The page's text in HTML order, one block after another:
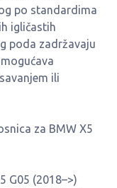
po standardima
igličastih
poda zadržavaju
ili
za BMW X5
G05 (2018–>)